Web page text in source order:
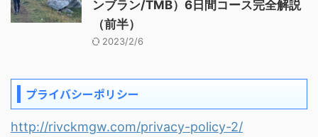
ンブラン/TMB）6日間コース完全解説
（前半）
2023/2/6
プライバシーポリシー
http://rivckmgw.com/privacy-policy-2/